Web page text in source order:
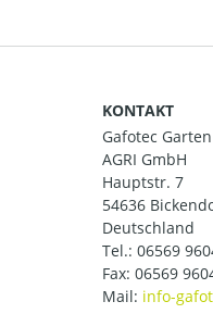
KONTAKT
Gafotec
AGRI GmbH
Hauptstr. 7
54636
Deutschland
Tel.: 06569
Fax: 06569
Mail: